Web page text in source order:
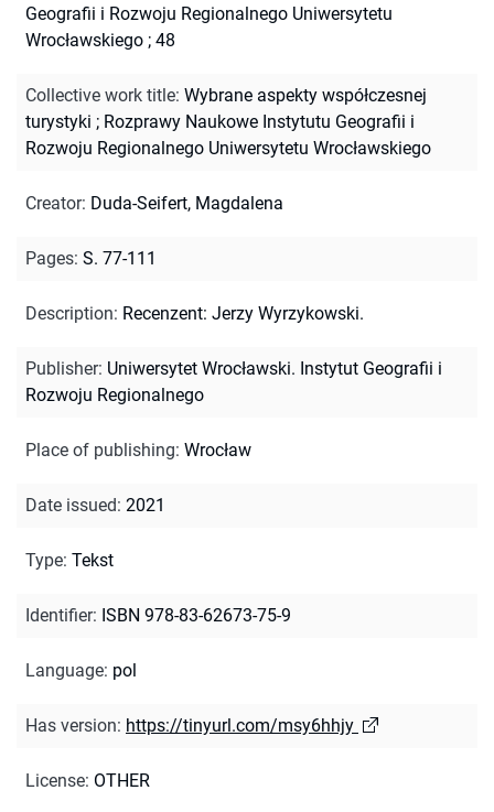
Geografii i Rozwoju Regionalnego Uniwersytetu
Wrocławskiego ; 48
Collective work title: Wybrane aspekty współczesnej
turystyki ; Rozprawy Naukowe Instytutu Geografii i
Rozwoju Regionalnego Uniwersytetu Wrocławskiego
Creator: Duda-Seifert, Magdalena
Pages: S. 77-111
Description: Recenzent: Jerzy Wyrzykowski.
Publisher: Uniwersytet Wrocławski. Instytut Geografii i
Rozwoju Regionalnego
Place of publishing: Wrocław
Date issued: 2021
Type: Tekst
Identifier: ISBN 978-83-62673-75-9
Language: pol
Has version: https://tinyurl.com/msy6hhjy
License: OTHER